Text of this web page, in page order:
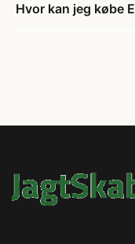
Hvor kan jeg købe